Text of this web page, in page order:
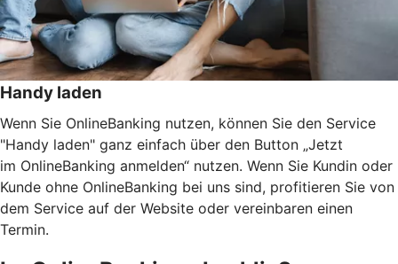
Handy laden
Wenn Sie OnlineBanking nutzen, können Sie den Service
"Handy laden" ganz einfach über den Button „Jetzt
im OnlineBanking anmelden“ nutzen. Wenn Sie Kundin oder
Kunde ohne OnlineBanking bei uns sind, profitieren Sie von
dem Service auf der Website oder vereinbaren einen
Termin.